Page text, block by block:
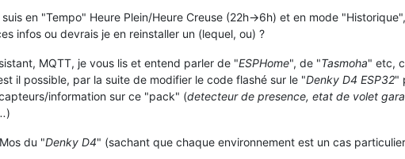
en "Tempo" Heure Plein/Heure Creuse (22h->6h) et en mode
infos ou devrais je en reinstaller un (lequel, ou) ?
MQTT, je vous lis et entend parler de "ESPHome", de "Tasmoha" etc,
il possible, par la suite de modifier le code flashé sur le "Denky D4 ESP32"
information sur ce "pack" (detecteur de presence, etat de volet
)
du "Denky D4" (sachant que chaque environnement est un cas